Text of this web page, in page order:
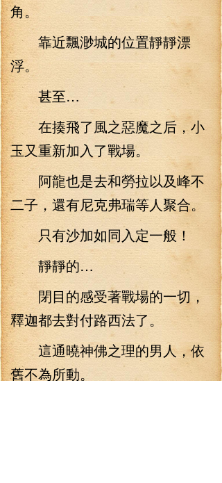
角。
靠近飄渺城的位置靜靜漂
浮。
甚至…
在揍飛了風之惡魔之后，小
玉又重新加入了戰場。
阿龍也是去和勞拉以及峰不
二子，還有尼克弗瑞等人聚合。
只有沙加如同入定一般！
靜靜的…
閉目的感受著戰場的一切，
釋迦都去對付路西法了。
這通曉神佛之理的男人，依
舊不為所動。